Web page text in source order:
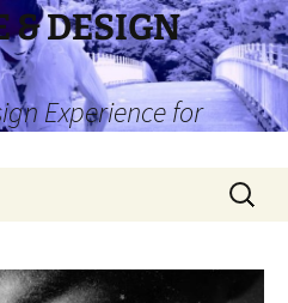
& DESIGN
Experience for
検
索: